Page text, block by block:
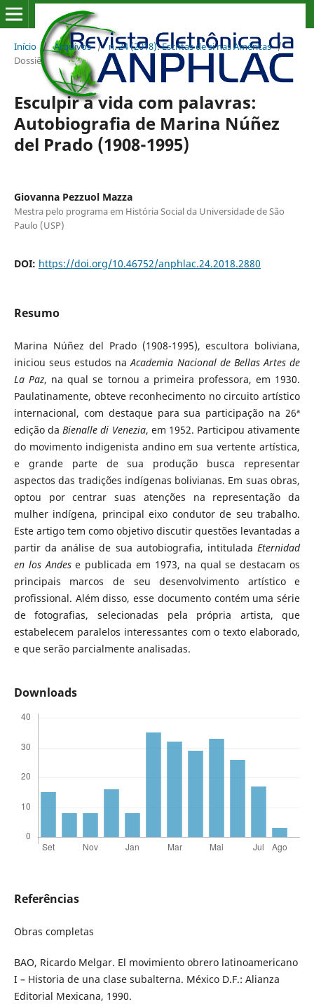
Início / Arquivos / n. 24 (2018): Escritas de si nas Américas /
Dossiê
Esculpir a vida com palavras:
Autobiografia de Marina Núñez
del Prado (1908-1995)
Giovanna Pezzuol Mazza
Mestra pelo programa em História Social da Universidade de São
Paulo (USP)
DOI: https://doi.org/10.46752/anphlac.24.2018.2880
Resumo
Marina Núñez del Prado (1908-1995), escultora boliviana,
iniciou seus estudos naAcademia Nacional de Bellas Artes de
La Paz, na qual se tornou a primeira professora, em 1930.
Paulatinamente, obteve reconhecimento no circuito artístico
internacional, com destaque para sua participação na 26ª
edição da Bienalle di Venezia, em 1952. Participou ativamente
do movimento indigenista andino em sua vertente artística,
e grande parte de sua produção busca representar
aspectos das tradições indígenas bolivianas. Em suas obras,
optou por centrar suas atenções na representação da
mulher indígena, principal eixo condutor de seu trabalho.
Este artigo tem como objetivo discutir questões levantadas a
partir da análise de sua autobiografia, intituladaEternidad
en los Andese publicada em 1973, na qual se destacam os
principais marcos de seu desenvolvimento artístico e
profissional. Além disso, esse documento contém uma série
de fotografias, selecionadas pela própria artista, que
estabelecem paralelos interessantes com o texto elaborado,
e que serão parcialmente analisadas.
Downloads
Referências
Obras completas
BAO, Ricardo Melgar. El movimiento obrero latinoamericano
I – Historia de una clase subalterna. México D.F.: Alianza
Editorial Mexicana, 1990.